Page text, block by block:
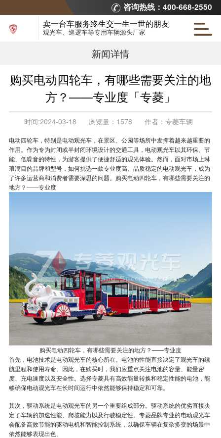
咨询热线：400-668-2550
卖一台车服务终生交一生一世的朋友
观光车、巡逻车等专用车辆源头厂家
新闻详情
购买电动四轮车，有哪些需要关注的地
方？——专业度「专菱」
时间:2024-03-18 浏览量： 1578 作者： 专菱车辆
电动四轮车，特别是电动观光车，在景区、公园等场所中发挥着越来越重要的
作用。作为专为封闭或半封闭环境设计的交通工具，电动观光车以其环保、节
能、低噪音的特性，为游客提供了便捷舒适的观光体验。然而，面对市场上琳
琅满目的品牌和型号，如何挑选一款专业度高、品质稳定的电动观光车，成为
了许多运营商和消费者需要深思的问题。 购买电动四轮车，有哪些需要关注的
地方？——专业度
购买电动四轮车，有哪些需要关注的地方？——专业度
首先，电池技术是电动观光车的核心所在。电池的性能直接决定了观光车的续
航里程和使用寿命。因此，在购买时，我们应重点关注电池的容量、能量密
度、充电速度以及安全性。选择专菱具有高效能量转换和稳定性能的电池，能
够确保电动观光车在长时间运行中依然能够保持稳定和可靠。
其次，驱动系统是电动观光车的另一个重要组成部分。驱动系统的优劣直接决
定了车辆的加速性能、爬坡能力以及行驶稳定性。专菱品牌专业的电动观光车
会配备高效节能的驱动电机和智能控制系统，以确保车辆在复杂多变的场景中
依然能够表现出色。